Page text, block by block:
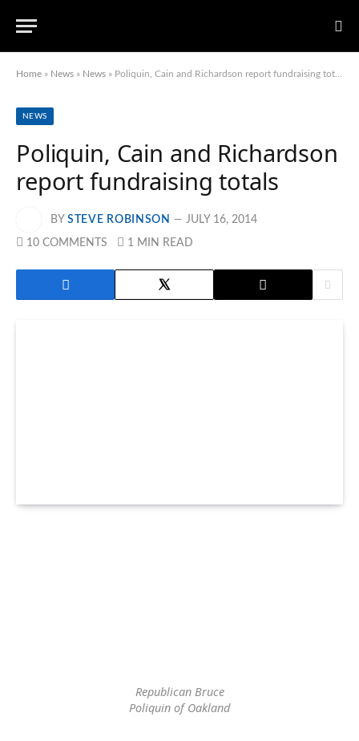
Home » News » News » Poliquin, Cain and Richardson report fundraising totals
NEWS
Poliquin, Cain and Richardson
report fundraising totals
BY STEVE ROBINSON JULY 16, 2014
10 COMMENTS 1 MIN READ
Republican Bruce
Poliquin of Oakland